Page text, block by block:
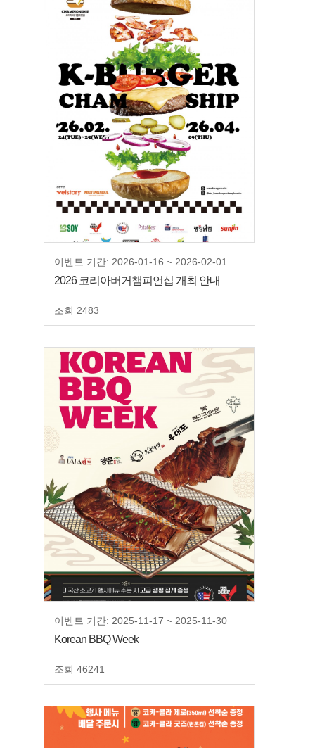
이벤트 기간: 2026-01-16 ~ 2026-02-01
2026 코리아버거챔피언십 개최 안내
조회 2483
이벤트 기간: 2025-11-17 ~ 2025-11-30
Korean BBQ Week
조회 46241